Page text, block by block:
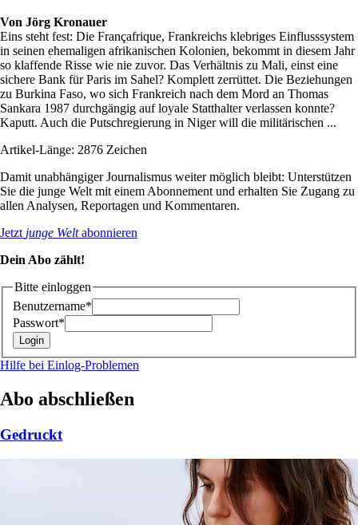
Von Jörg Kronauer
Eins steht fest: Die Franç­afrique, Frankreichs klebriges Einflusssystem
in seinen ehemaligen afrikanischen Kolonien, bekommt in diesem Jahr
so klaffende Risse wie nie zuvor. Das Verhältnis zu Mali, einst eine
sichere Bank für Paris im Sahel? Komplett zerrüttet. Die Beziehungen
zu Burkina Faso, wo sich Frankreich nach dem Mord an Thomas
Sankara 1987 durchgängig auf loyale Statthalter verlassen konnte?
Kaputt. Auch die Putschregierung in Niger will die militärischen ...
Artikel-Länge: 2876 Zeichen
Damit unabhängiger Journalismus weiter möglich bleibt: Unterstützen
Sie die junge Welt mit einem Abonnement und erhalten Sie Zugang zu
allen Analysen, Reportagen und Kommentaren.
Jetzt junge Weltabonnieren
Dein Abo zählt!
Bitte einloggen
Benutzername*
Passwort*
Hilfe bei Einlog-Problemen
Abo abschließen
Gedruckt